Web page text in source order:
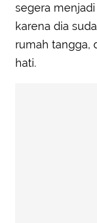
segera
karena dia
rumah tangga,
hati.